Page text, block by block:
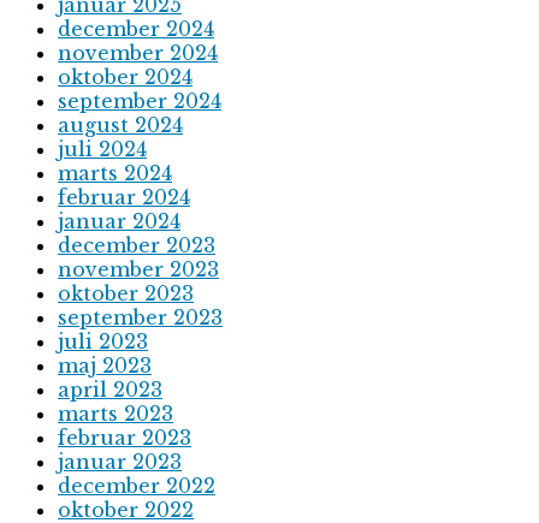
december 2024
november 2024
oktober 2024
september 2024
august 2024
juli 2024
marts 2024
februar 2024
januar 2024
december 2023
november 2023
oktober 2023
september 2023
juli 2023
maj 2023
april 2023
marts 2023
februar 2023
januar 2023
december 2022
oktober 2022